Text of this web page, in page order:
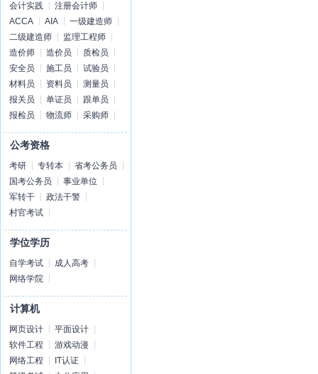
会计实践
注册会计师
ACCA
AIA
一级建造师
二级建造师
监理工程师
造价师
造价员
质检员
安全员
施工员
试验员
材料员
资料员
测量员
报关员
单证员
跟单员
报检员
物流师 采购师
公考资格
考研 专转本
省考公务员
国考公务员
事业单位
军转干
政法干警
村官考试
学位学历
自学考试
成人高考
网络学院
计算机
网页设计
平面设计
软件工程
游戏动漫
网络工程
IT认证